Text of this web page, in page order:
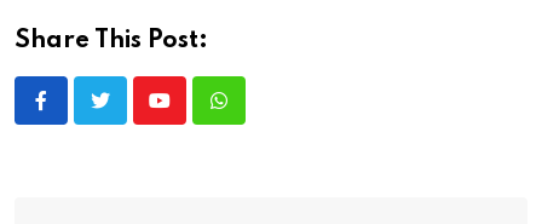
Share This Post:
YoutubeWhatsapp